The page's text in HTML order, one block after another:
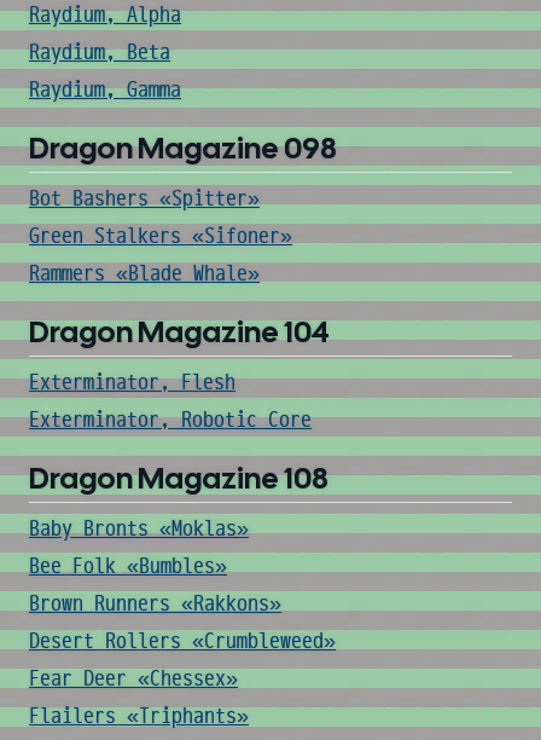
Raydium, Alpha
Raydium, Beta
Raydium, Gamma
Dragon Magazine 098
Bot Bashers «Spitter»
Green Stalkers «Sifoner»
Rammers «Blade Whale»
Dragon Magazine 104
Exterminator, Flesh
Exterminator, Robotic Core
Dragon Magazine 108
Baby Bronts «Moklas»
Bee Folk «Bumbles»
Brown Runners «Rakkons»
Desert Rollers «Crumbleweed»
Fear Deer «Chessex»
Flailers «Triphants»